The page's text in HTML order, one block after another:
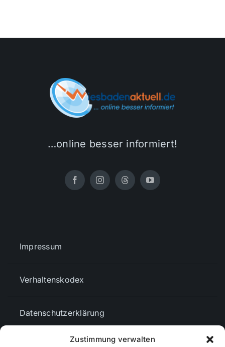
Zustimmung verwalten
…online besser informiert!
Impressum
Verhaltenskodex
Datenschutzerklärung